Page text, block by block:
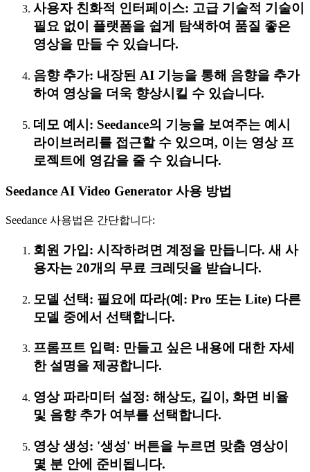
사용자 친화적 인터페이스: 고급 기술적 기술이
필요 없이 플랫폼을 쉽게 탐색하여 품질 좋은
영상을 만들 수 있습니다.
음향 추가: 내장된 AI 기능을 통해 음향을 추가
하여 영상을 더욱 향상시킬 수 있습니다.
데모 예시: Seedance의 기능을 보여주는 예시
라이브러리를 접근할 수 있으며, 이는 영상 프
로젝트에 영감을 줄 수 있습니다.
Seedance AI Video Generator 사용 방법
Seedance 사용법은 간단합니다:
회원 가입: 시작하려면 계정을 만듭니다. 새 사
용자는 20개의 무료 크레딧을 받습니다.
모델 선택: 필요에 따라(예: Pro 또는 Lite) 다른
모델 중에서 선택합니다.
프롬프트 입력: 만들고 싶은 내용에 대한 자세
한 설명을 제공합니다.
영상 파라미터 설정: 해상도, 길이, 화면 비율
및 음향 추가 여부를 선택합니다.
영상 생성: '생성' 버튼을 누르면 맞춤 영상이
몇 분 안에 준비됩니다.